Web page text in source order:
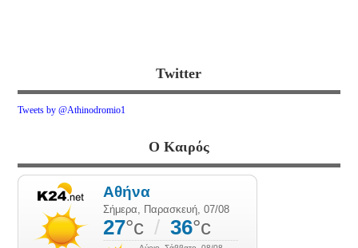
Twitter
Tweets by @Athinodromio1
Ο Καιρός